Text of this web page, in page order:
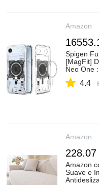
Amazon
Spigen
[MagFit]
Neo One
4.4
Amazon
228.07
Suave e